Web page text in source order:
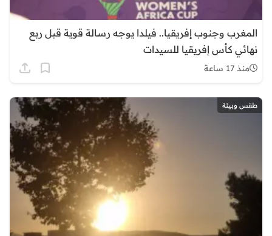
المغرب وجنوب إفريقيا.. فيلدا يوجه رسالة قوية قبل ربع
نهائي كأس إفريقيا للسيدات
منذ 17 ساعة
طقس وبيئة